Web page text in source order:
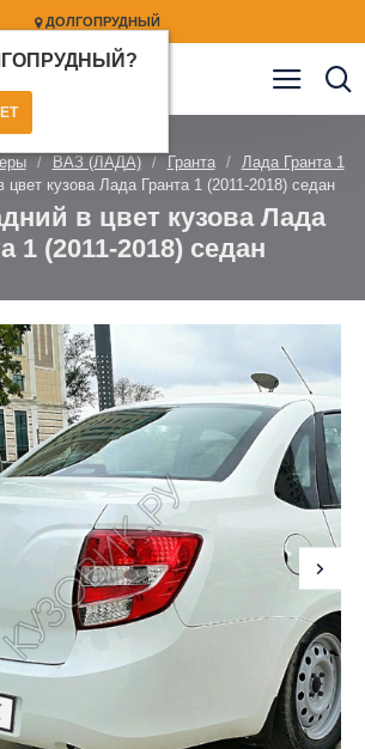
ДОЛГОПРУДНЫЙ
?
ВАЗ (ЛАДА) Гранта
Лада Гранта 1
цвет кузова Лада Гранта 1 (2011-2018) седан
в цвет кузова Лада
1 (2011-2018) седан